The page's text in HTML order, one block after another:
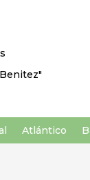
Atlántico